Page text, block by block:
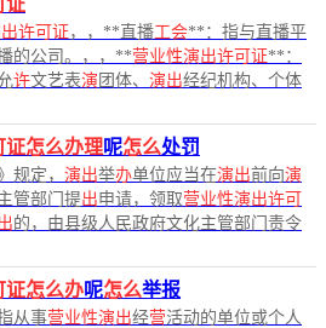
许可证，，**直播工会**：指与直播平
的公司。，，**营业性演出许可证**：
许文艺表演 团体、 演出经纪机构、个体
证怎么办理呢怎么处罚
规定， 演出举办单位应当在演出前向演
管部门提出申请，领取营业性演出许可
的，由县级人民政府文化主管部门责令
证怎么办呢怎么举报
从事营业性演出经营活动的单位或个人